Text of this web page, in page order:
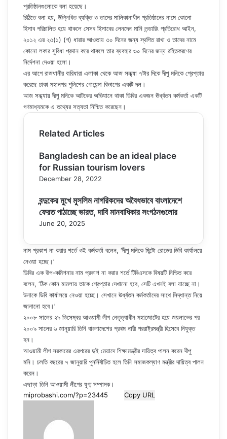
প্রতিষ্ঠানগুলোকে বলা হয়েছে।
চিঠিতে বলা হয়, উল্লিখিত ব্যক্তি ও তাদের মালিকানাধীন প্রতিষ্ঠানের নামে কোনো
হিসাব পরিচালিত হয়ে থাকলে সেসব হিসাবের লেনদেন মানি লন্ডারিং প্রতিরোধ আইন,
২০১২ এর ২৩(১) (গ) ধারার আওতায় ৩০ দিনের জন্য স্থগিত রাখা ও তাদের নামে
কোনো লকার সুবিধা প্রদান করে থাকলে তার ব্যবহার ৩০ দিনের জন্য রহিতকরণের
নির্দেশনা দেওয়া হলো।
এর আগে রাজধানীর বারিধারা এলাকা থেকে আজ সন্ধ্যা ৭টার দিকে দীপু মনিকে গ্রেপ্তার
করেছে ঢাকা মহানগর পুলিশের গোয়েন্দা বিভাগের একটি দল।
আজ সন্ধ্যায় দীপু মনিকে আটকের অভিযানে থাকা ডিবির একজন ঊর্ধ্বতন কর্মকর্তা একটি
গণমাধ্যমকে এ তথ্যের সত্যতা নিশ্চিত করেছেন।
Related Articles
Bangladesh can be an ideal place
for Russian tourism lovers
December 28, 2022
বন্দুকের মুখে মুসলিম নাগরিকদের অবৈধভাবে বাংলাদেশে
ফেরত পাঠাচ্ছে ভারত, দাবি মানবাধিকার সংগঠনগুলোর
June 20, 2025
নাম প্রকাশ না করার শর্তে ওই কর্মকর্তা বলেন, ‘দীপু মনিকে মিন্টো রোডের ডিবি কার্যালয়ে
নেওয়া হচ্ছে।’
ডিবির এক উপ-কমিশনার নাম প্রকাশ না করার শর্তে টিবিএসকে বিষয়টি নিশ্চিত করে
বলেন, ‘ঠিক কোন মামলায় তাকে গ্রেপ্তার দেখানো হবে, সেটি এখনই বলা যাচ্ছে না।
উনাকে ডিবি কার্যালয়ে নেওয়া হচ্ছে। সেখানে ঊর্ধ্বতন কর্মকর্তাদের সাথে সিদ্ধান্ত নিয়ে
জানানো হবে।’
২০০৮ সালের ২৯ ডিসেম্বর আওয়ামী লীগ নেতৃত্বাধীন মহাজোটের হয়ে জয়লাভের পর
২০০৯ সালের ৬ জানুয়ারি তিনি বাংলাদেশের প্রথম নারী পররাষ্ট্রমন্ত্রী হিসেবে নিযুক্ত
হন।
আওয়ামী লীগ সরকারের এরপরের দুই মেয়াদে শিক্ষামন্ত্রীর দায়িত্ব পালন করেন দীপু
মনি। চলতি বছরের ৭ জানুয়ারি পুনর্নির্বাচিত হলে তিনি সমাজকল্যাণ মন্ত্রীর দায়িত্ব পালন
করেন।
এছাড়া তিনি আওয়ামী লীগের যুগ্ম সম্পাদক।
Copy URL